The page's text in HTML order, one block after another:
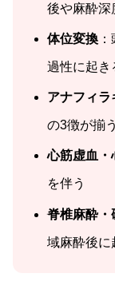
後や麻酔深
体位変換
過性に起き
アナフィラ
の3徴が揃
心筋虚血・
を伴う
脊椎麻酔・
域麻酔後に